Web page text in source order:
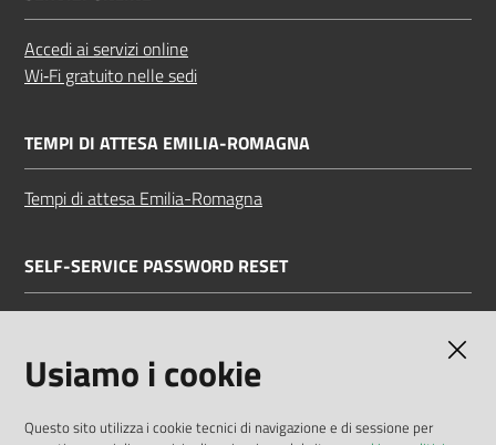
Accedi ai servizi online
Wi‑Fi gratuito nelle sedi
TEMPI DI ATTESA EMILIA-ROMAGNA
Tempi di attesa Emilia-Romagna
SELF-SERVICE PASSWORD RESET
Usiamo i cookie
Questo sito utilizza i cookie tecnici di navigazione e di sessione per